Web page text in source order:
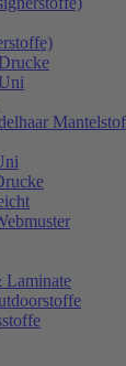
Laminate